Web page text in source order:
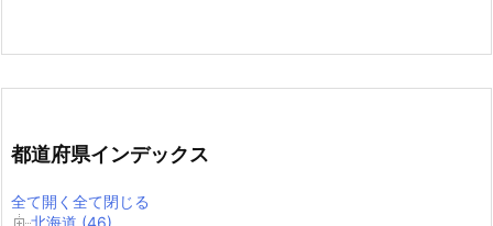
都道府県インデックス
全て開く 全て閉じる
北海道 (46)